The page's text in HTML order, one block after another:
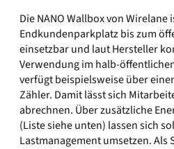
Die NANO Wallbox von Wirelane
Endkundenparkplatz bis zum
einsetzbar und laut Hersteller
Verwendung im halb-
verfügt beispielsweise über
Zähler. Damit lässt sich
abrechnen. Über zusätzliche
(Liste siehe unten) lassen sich
Lastmanagement umsetzen.